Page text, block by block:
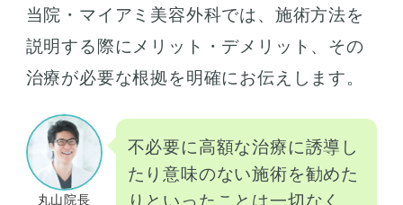
当院・マイアミ美容外科では、施術方法を
説明する際にメリット・デメリット、その
治療が必要な根拠を明確にお伝えします。
丸山院長
不必要に高額な治療に誘導し
たり意味のない施術を勧めた
りといったことは一切なく、